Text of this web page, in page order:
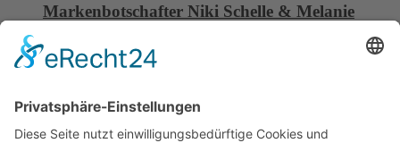
Markenbotschafter Niki Schelle & Melanie
China Composites Expo 16. – 18.09.2025